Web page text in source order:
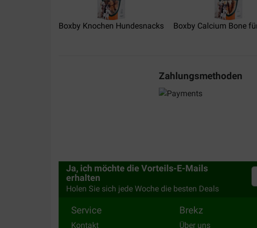
Translate to English
Boxby Knochen Hundesnacks Boxby Calcium Bone
Zahlungsmethoden
Ja, ich möchte die Vorteils-E-Mails
erhalten
Holen Sie sich jede Woche die besten Deals
Service
Kontakt
Brekz
Über uns